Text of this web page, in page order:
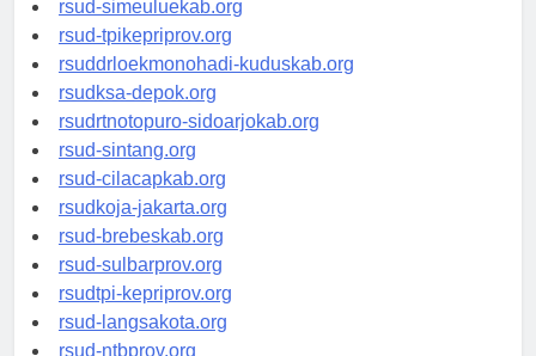
rsud-simeuluekab.org
rsud-tpikepriprov.org
rsuddrloekmonohadi-kuduskab.org
rsudksa-depok.org
rsudrtnotopuro-sidoarjokab.org
rsud-sintang.org
rsud-cilacapkab.org
rsudkoja-jakarta.org
rsud-brebeskab.org
rsud-sulbarprov.org
rsudtpi-kepriprov.org
rsud-langsakota.org